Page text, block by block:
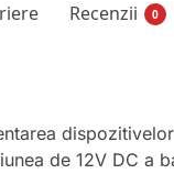
Recenzii 0
de 12V DC a